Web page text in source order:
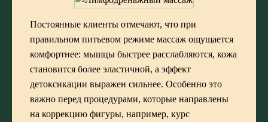
Постоянные клиенты отмечают, что при
правильном питьевом режиме массаж ощущается
комфортнее: мышцы быстрее расслабляются, кожа
становится более эластичной, а эффект
детоксикации выражен сильнее. Особенно это
важно перед процедурами, которые направлены
на коррекцию фигуры, например, курс